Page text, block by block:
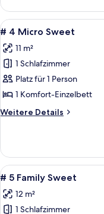
3
Mini
Sweet
Alle
Fotos
für
#
4
Micro
Sweet
anzeigen
9
# 4 Micro Sweet
11 m²
1 Schlafzimmer
Platz für 1 Person
1 Komfort-Einzelbett
Weitere Details
Weitere
4
Micro
Sweet
Alle
Fotos
für
8
# 5 Family Sweet
12 m²
1 Schlafzimmer